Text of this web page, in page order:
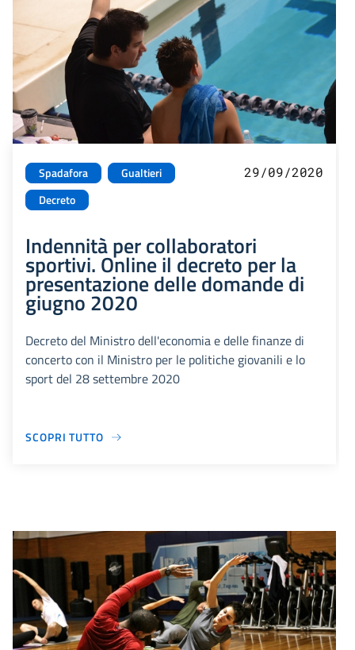
Spadafora
Gualtieri
Decreto
29/09/2020
Indennità per collaboratori
sportivi. Online il decreto per la
presentazione delle domande di
giugno 2020
Decreto del Ministro dell'economia e delle finanze di
concerto con il Ministro per le politiche giovanili e lo
sport del 28 settembre 2020
SCOPRI TUTTO